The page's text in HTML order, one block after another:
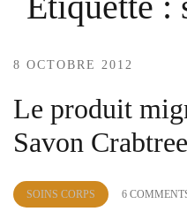
8 OCTOBRE 2012
Le produit
Savon
SOINS CORPS
by
6